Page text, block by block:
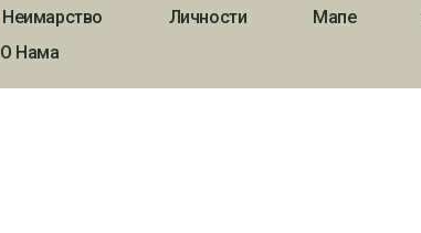
Неимарство Личности Мапе
О Нама